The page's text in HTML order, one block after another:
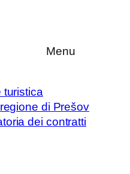
Menu
turistica
di Prešov
dei contratti